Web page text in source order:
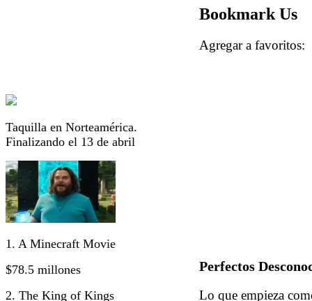
Taquilla en Norteamérica.
Finalizando el 13 de abril
1. A Minecraft Movie
$78.5 millones
2. The King of Kings
Bookmark Us
Agregar a
Perfectos
Lo que empieza